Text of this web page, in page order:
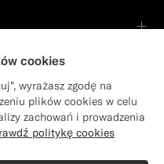
rozwoju
Close
cookies
wyrażasz zgodę na
plików cookies w celu
zachowań i prowadzenia
politykę cookies